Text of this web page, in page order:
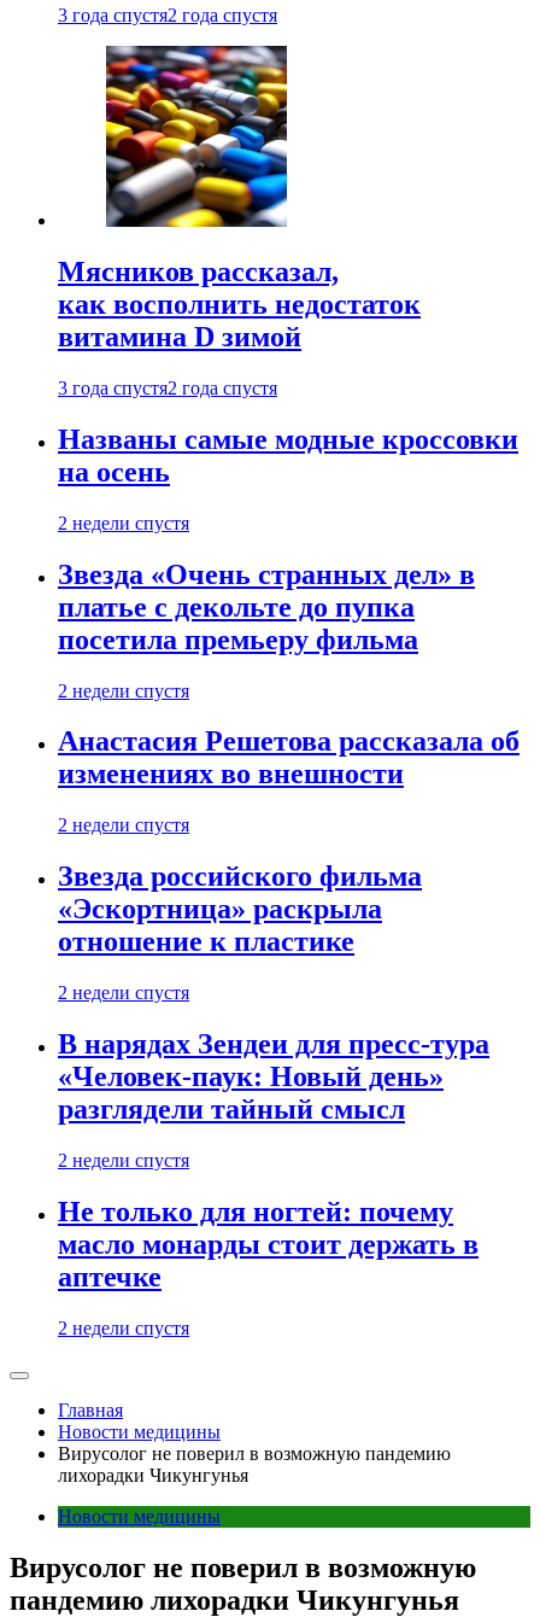
3 года спустя2 года спустя
Мясников рассказал,
как восполнить недостаток
витамина D зимой
3 года спустя2 года спустя
Названы самые модные кроссовки
на осень
2 недели спустя
Звезда «Очень странных дел» в
платье с декольте до пупка
посетила премьеру фильма
2 недели спустя
Анастасия Решетова рассказала об
изменениях во внешности
2 недели спустя
Звезда российского фильма
«Эскортница» раскрыла
отношение к пластике
2 недели спустя
В нарядах Зендеи для пресс-тура
«Человек-паук: Новый день»
разглядели тайный смысл
2 недели спустя
Не только для ногтей: почему
масло монарды стоит держать в
аптечке
2 недели спустя
Главная
Новости медицины
Вирусолог не поверил в возможную пандемию
лихорадки Чикунгунья
Новости медицины
Вирусолог не поверил в возможную
пандемию лихорадки Чикунгунья